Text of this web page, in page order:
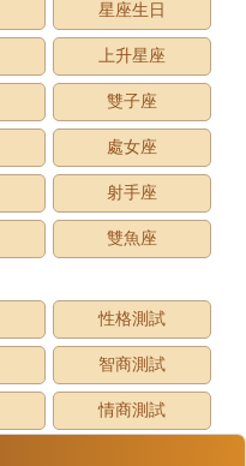
星座生日
上升星座
雙子座
處女座
射手座
雙魚座
性格測試
智商測試
情商測試